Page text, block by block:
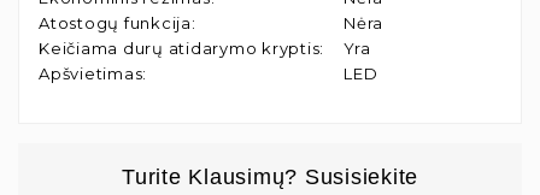
Atostogų funkcija:
Nėra
Keičiama durų atidarymo kryptis:
Yra
Apšvietimas: LED
Turite Klausimų? Susisiekite